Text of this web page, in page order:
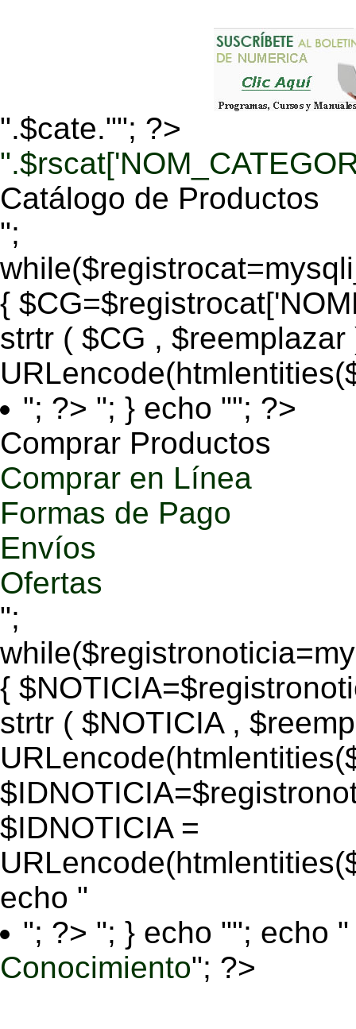
".$cate.""; ?>
Catálogo de Productos
";
{
strtr ( $CG , $reemplazar
"; ?> "; } echo ""; ?>
Comprar Productos
Comprar en Línea
Formas de Pago
Envíos
Ofertas
";
{
strtr ( $NOTICIA ,
$IDNOTICIA =
echo "
"; ?> "; } echo ""; echo "
Conocimiento"; ?>